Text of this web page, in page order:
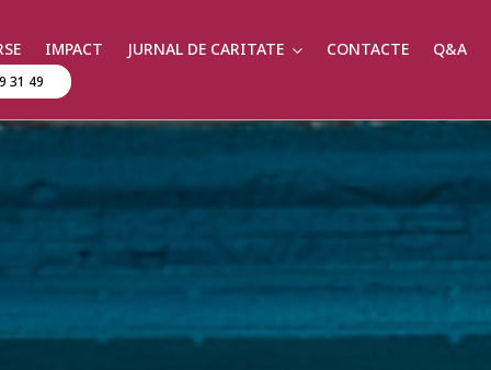
IMPACT JURNAL DE CARITATE CONTACTE Q&A
31 49